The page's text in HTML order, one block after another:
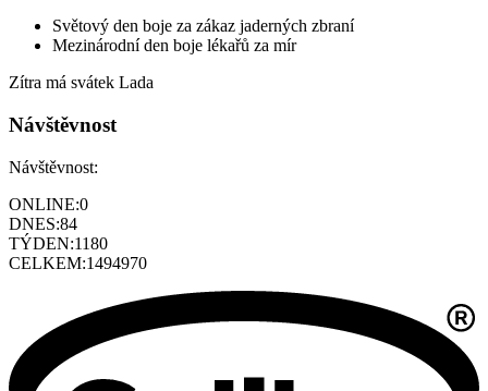
Světový den boje za zákaz jaderných zbraní
Mezinárodní den boje lékařů za mír
Zítra má svátek Lada
Návštěvnost
Návštěvnost:
ONLINE:0
DNES:84
TÝDEN:1180
CELKEM:1494970